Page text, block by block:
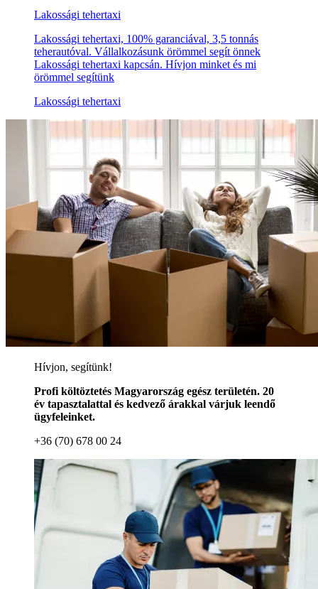
Lakossági tehertaxi
Lakossági tehertaxi, 100% garanciával, 3,5 tonnás
teherautóval. Vállalkozásunk örömmel segít önnek
Lakossági tehertaxi kapcsán. Hívjon minket és mi
örömmel segítünk
Lakossági tehertaxi
Hívjon, segítünk!
Profi költöztetés Magyarország egész területén. 20
év tapasztalattal és kedvező árakkal várjuk leendő
ügyfeleinket.
+36 (70) 678 00 24